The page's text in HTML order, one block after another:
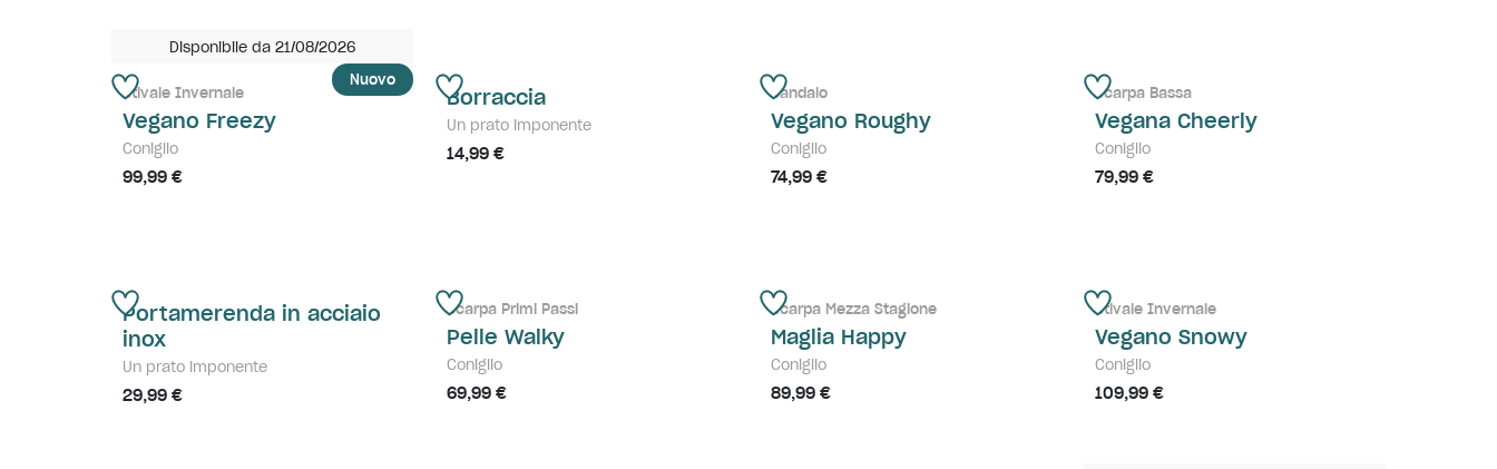
Disponibile da 21/08/2026
Nuovo
Stivale Invernale
Vegano Freezy
Coniglio
99,99 €
Borraccia
Un prato imponente
14,99 €
Sandalo
Vegano Roughy
Coniglio
74,99 €
Scarpa Bassa
Vegana Cheerly
Coniglio
79,99 €
Portamerenda in acciaio
inox
Un prato imponente
29,99 €
Scarpa Primi Passi
Pelle Walky
Coniglio
69,99 €
Scarpa Mezza Stagione
Maglia Happy
Coniglio
89,99 €
Stivale Invernale
Vegano Snowy
Coniglio
109,99 €